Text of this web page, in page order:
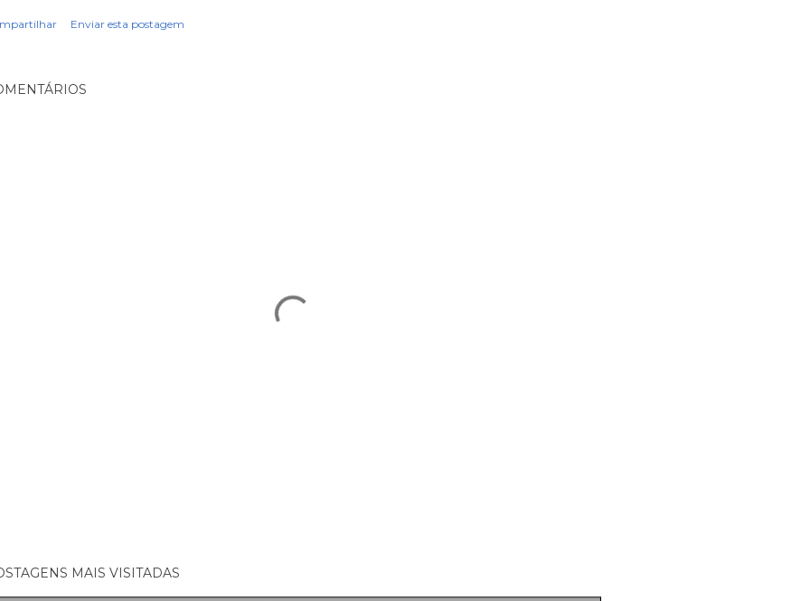
Enviar esta postagem
MAIS VISITADAS